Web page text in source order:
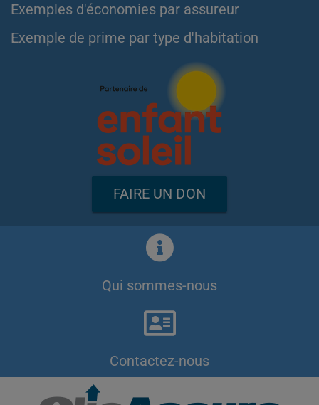
Exemples d'économies par assureur
Exemple de prime par type d'habitation
FAIRE UN DON
Qui sommes-nous
Contactez-nous